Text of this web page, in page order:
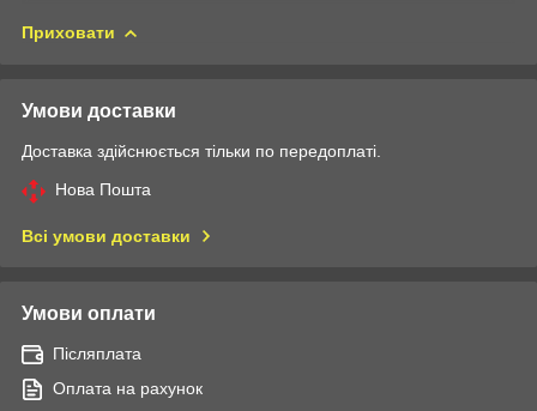
Приховати
Умови доставки
Доставка здійснюється тільки по передоплаті.
Нова Пошта
Всі умови доставки
Умови оплати
Післяплата
Оплата на рахунок